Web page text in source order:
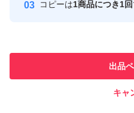
コピーは1商品につき1回
出品
キャ